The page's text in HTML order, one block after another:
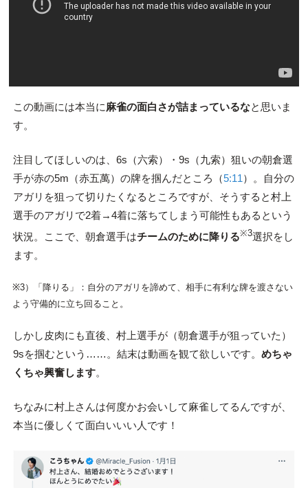
この動画には本当に麻雀の面白さが詰まっているなと思いま
す。
注目してほしいのは、6s（六索）・9s（九索）狙いの朝倉選
手が赤の5m（赤五萬）の牌を掴んだところ（5:11）。自分の
アガリを狙って切りたくなるところですが、そうすると村上
選手のアガリで2着→4着に落ちてしまう可能性もあるという
状況。ここで、朝倉選手はチームのために降りる※3選択をし
ます。
※3）「降りる」：自分のアガリを諦めて、相手に有利な牌を渡さない
よう守備的に立ち回ること。
しかし皮肉にも直後、村上選手が（朝倉選手が狙っていた）
9sを掴むという……。結末は動画を観て欲しいです。 めちゃ
くちゃ興奮します。
ちなみに村上さんは何度かお会いして麻雀してるんですが、
本当に優しくて面白いいい人です！